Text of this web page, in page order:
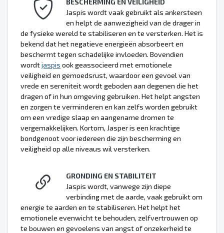
Jaspis wordt vaak gebruikt als ankersteen
en helpt de aanwezigheid van de drager in
de fysieke wereld te stabiliseren en te versterken. Het is
bekend dat het negatieve energieën absorbeert en
beschermt tegen schadelijke invloeden. Bovendien
wordtjaspis ook geassocieerd met emotionele
veiligheid en gemoedsrust, waardoor een gevoel van
vrede en sereniteit wordt geboden aan degenen die het
dragen of in hun omgeving gebruiken. Het helpt angsten
en zorgen te verminderen en kan zelfs worden gebruikt
om een vredige slaap en aangename dromen te
vergemakkelijken. Kortom, Jasper is een krachtige
bondgenoot voor iedereen die zijn bescherming en
veiligheid op alle niveaus wil versterken.
GRONDING EN STABILITEIT
Jaspis wordt, vanwege zijn diepe
verbinding met de aarde, vaak gebruikt om
energie te aarden en te stabiliseren. Het helpt het
emotionele evenwicht te behouden, zelfvertrouwen op
te bouwen en gevoelens van angst of onzekerheid te